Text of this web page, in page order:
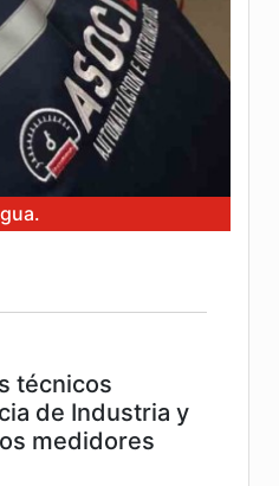
técnicos
de Industria y
medidores